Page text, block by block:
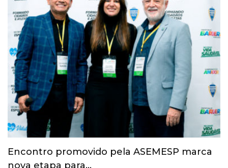
Esporte ganha espaço na agenda
econômica e mobiliza…